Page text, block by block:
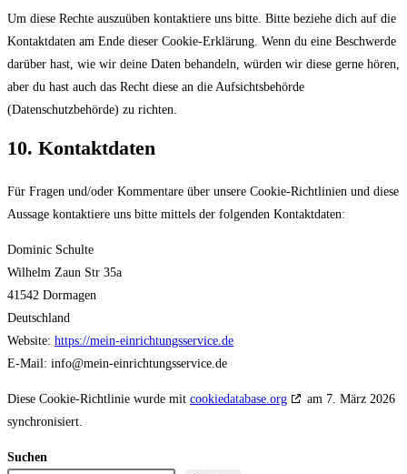
Um diese Rechte auszuüben kontaktiere uns bitte. Bitte beziehe dich auf die
Kontaktdaten am Ende dieser Cookie-Erklärung. Wenn du eine Beschwerde
darüber hast, wie wir deine Daten behandeln, würden wir diese gerne hören,
aber du hast auch das Recht diese an die Aufsichtsbehörde
(Datenschutzbehörde) zu richten.
10. Kontaktdaten
Für Fragen und/oder Kommentare über unsere Cookie-Richtlinien und diese
Aussage kontaktiere uns bitte mittels der folgenden Kontaktdaten:
Dominic Schulte
Wilhelm Zaun Str 35a
41542 Dormagen
Deutschland
Website: https://mein-einrichtungsservice.de
E-Mail: info@mein-einrichtungsservice.de
Diese Cookie-Richtlinie wurde mit cookiedatabase.org
am 7. März 2026
synchronisiert.
Suchen